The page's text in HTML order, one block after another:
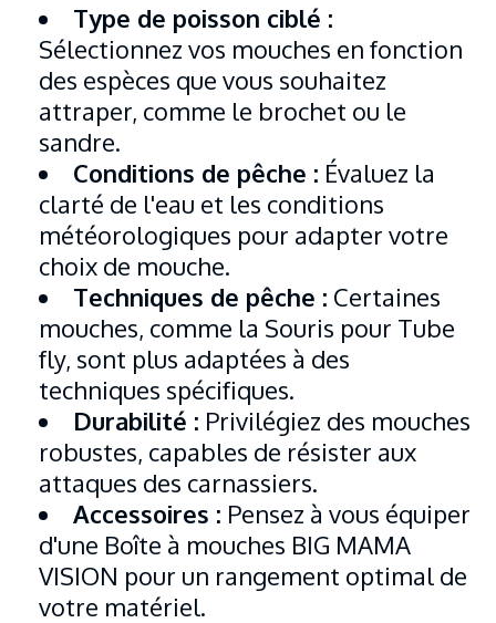
Type de poisson ciblé :
Sélectionnez vos mouches en fonction
des espèces que vous souhaitez
attraper, comme le brochet ou le
sandre.
Conditions de pêche : Évaluez la
clarté de l'eau et les conditions
météorologiques pour adapter votre
choix de mouche.
Techniques de pêche : Certaines
mouches, comme la Souris pour Tube
fly, sont plus adaptées à des
techniques spécifiques.
Durabilité : Privilégiez des mouches
robustes, capables de résister aux
attaques des carnassiers.
Accessoires : Pensez à vous équiper
d'une Boîte à mouches BIG MAMA
VISION pour un rangement optimal de
votre matériel.